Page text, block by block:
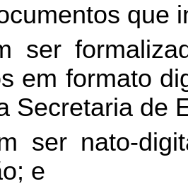
que
ser
em formato
Secretaria de
ser nato-
e